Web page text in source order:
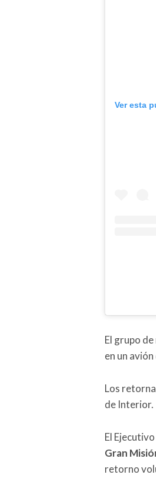
Ver esta
El grupo
en un avión
Los
de Interior.
El
Gran
retorno